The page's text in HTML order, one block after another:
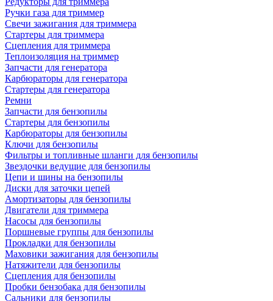
Ручки газа для триммер
Свечи зажигания для триммера
Стартеры для триммера
Сцепления для триммера
Теплоизоляция на триммер
Запчасти для генератора
Карбюраторы для генератора
Стартеры для генератора
Ремни
Запчасти для бензопилы
Стартеры для бензопилы
Карбюраторы для бензопилы
Ключи для бензопилы
Фильтры и топливные шланги для бензопилы
Звездочки ведущие для бензопилы
Цепи и шины на бензопилы
Диски для заточки цепей
Амортизаторы для бензопилы
Двигатели для триммера
Насосы для бензопилы
Поршневые группы для бензопилы
Прокладки для бензопилы
Маховики зажигания для бензопилы
Натяжители для бензопилы
Сцепления для бензопилы
Пробки бензобака для бензопилы
Сальники для бензопилы